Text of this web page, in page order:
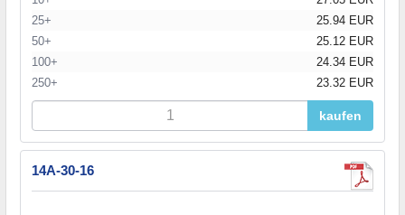
25+
25.94 EUR
50+
25.12 EUR
100+
24.34 EUR
250+
23.32 EUR
kaufen
14A-30-16